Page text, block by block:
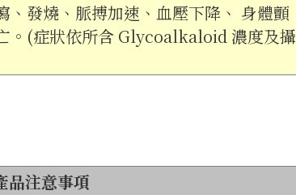
、發燒、脈搏加速、血壓下降、 身體顫
。(症狀依所含 Glycoalkaloid 濃度及攝
品注意事項